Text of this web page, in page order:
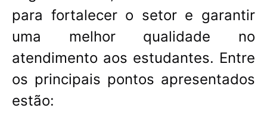
para fortalecer o setor e garantir
uma melhor qualidade no
atendimento aos estudantes. Entre
os principais pontos apresentados
estão: